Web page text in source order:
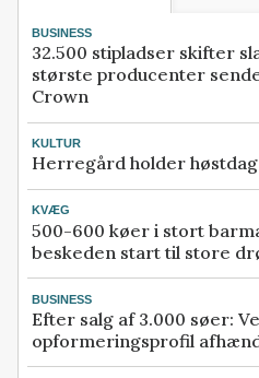
BUSINESS
32.500 stipladser skifter
største producenter
Crown
KULTUR
Herregård holder høstdag
KVÆG
500-600 køer i stort
beskeden start til store
BUSINESS
Efter salg af 3.000 søer:
opformeringsprofil